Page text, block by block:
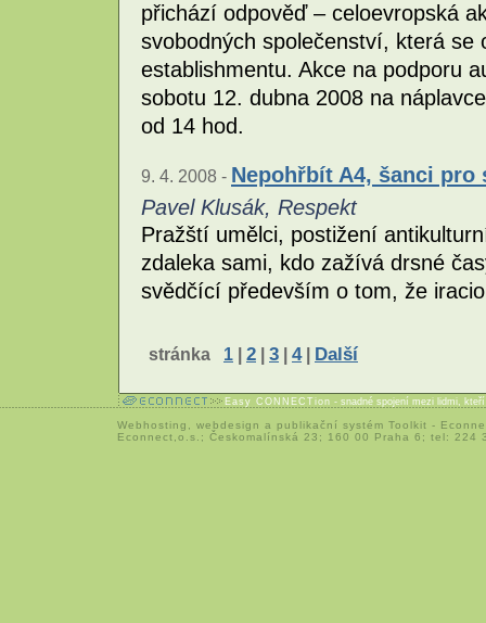
přichází odpověď – celoevropská
svobodných společenství, která
establishmentu. Akce na podporu
sobotu 12. dubna 2008 na
od 14 hod.
9. 4. 2008 - Nepohřbít A4, šanci
Pavel Klusák, Respekt
Pražští umělci, postižení
zdaleka sami, kdo zažívá drsné
svědčící především o tom, že
stránka 1 | 2 | 3 | 4| Další
Easy CONNECTion - snadné spojení mezi lidmi,
Webhosting webdesign a publikační systém Toolkit -
Econnect,o.s.; Českomalínská 23; 160 00 Praha 6; tel: 224